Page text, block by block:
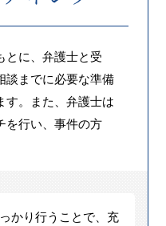
とに、弁護士と受
談までに必要な準備
す。また、弁護士は
を行い、事件の方
かり行うことで、充